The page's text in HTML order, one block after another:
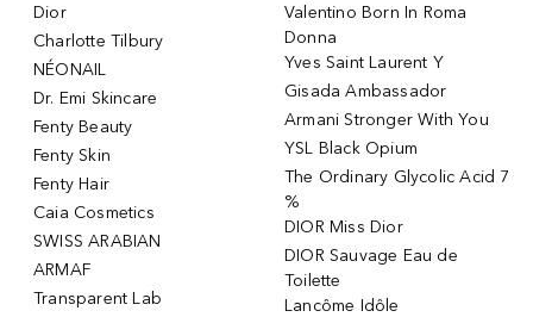
Dior
Charlotte Tilbury
NÉONAIL
Dr. Emi Skincare
Fenty Beauty
Fenty Skin
Fenty Hair
Caia Cosmetics
SWISS ARABIAN
ARMAF
Transparent Lab
Valentino Born In Roma
Donna
Yves Saint Laurent Y
Gisada Ambassador
Armani Stronger With You
YSL Black Opium
The Ordinary Glycolic Acid 7
%
DIOR Miss Dior
DIOR Sauvage Eau de
Toilette
Lancôme Idôle